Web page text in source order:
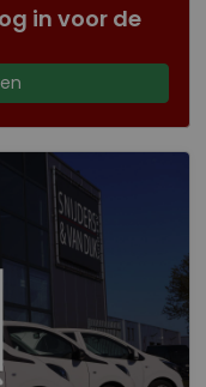
in voor de